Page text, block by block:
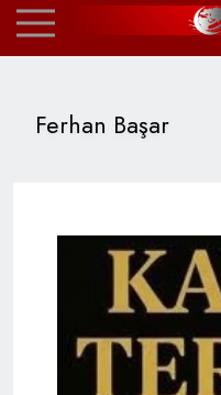
Ferhan Başar